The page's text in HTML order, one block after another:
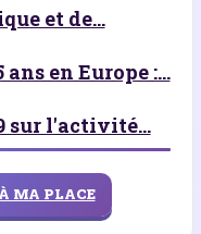
et de...
en Europe :...
sur l'activité...
MA PLACE